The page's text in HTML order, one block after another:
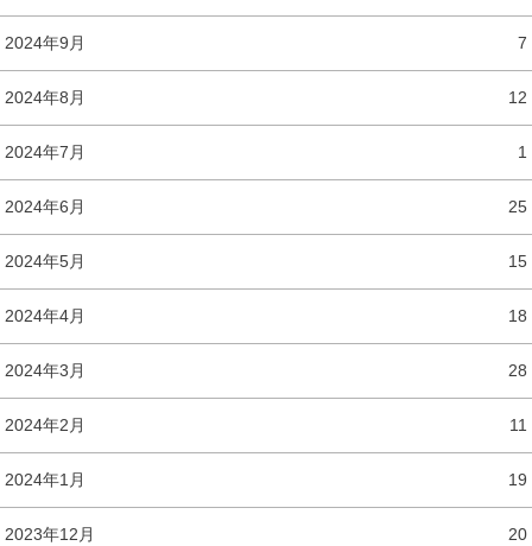
2024年9月 7
2024年8月 12
2024年7月 1
2024年6月 25
2024年5月 15
2024年4月 18
2024年3月 28
2024年2月 11
2024年1月 19
2023年12月 20